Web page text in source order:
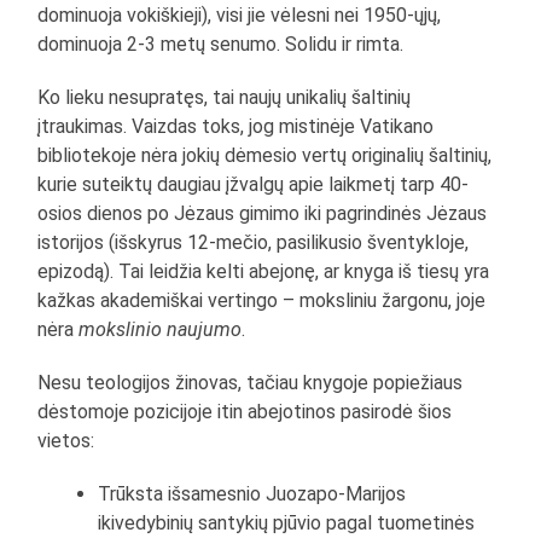
dominuoja vokiškieji), visi jie vėlesni nei 1950-ųjų,
dominuoja 2-3 metų senumo. Solidu ir rimta.
Ko lieku nesupratęs, tai naujų unikalių šaltinių
įtraukimas. Vaizdas toks, jog mistinėje Vatikano
bibliotekoje nėra jokių dėmesio vertų originalių šaltinių,
kurie suteiktų daugiau įžvalgų apie laikmetį tarp 40-
osios dienos po Jėzaus gimimo iki pagrindinės Jėzaus
istorijos (išskyrus 12-mečio, pasilikusio šventykloje,
epizodą). Tai leidžia kelti abejonę, ar knyga iš tiesų yra
kažkas akademiškai vertingo – moksliniu žargonu, joje
nėramokslinio naujumo.
Nesu teologijos žinovas, tačiau knygoje popiežiaus
dėstomoje pozicijoje itin abejotinos pasirodė šios
vietos:
Trūksta išsamesnio Juozapo-Marijos
ikivedybinių santykių pjūvio pagal tuometinės